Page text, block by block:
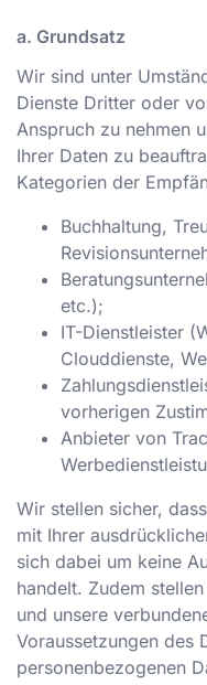
a. Grundsatz
Wir sind unter
Dienste Dritter oder
Anspruch zu nehmen
Ihrer Daten zu
Kategorien der
Buchhaltung,
etc.);
IT-Dienstleister
Clouddienste,
vorherigen
Anbieter von
Wir stellen sicher,
mit Ihrer
sich dabei um keine
handelt. Zudem
und unsere
Voraussetzungen des
personenbezogenen